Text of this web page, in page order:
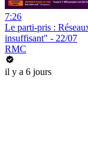
7:26
Le parti-pris :
insuffisant" - 22/07
RMC
il y a 6 jours